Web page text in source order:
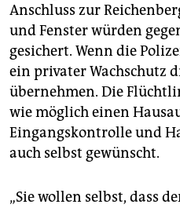
Anschluss zur
und Fenster würden
gesichert. Wenn die
ein privater Wachschutz
übernehmen. Die
wie möglich einen
Eingangskontrolle und
auch selbst gewünscht.
„Sie wollen selbst, dass